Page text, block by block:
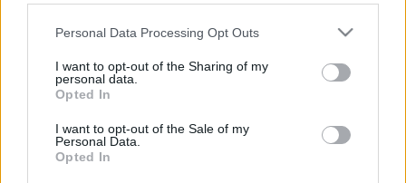
Please note that this website/app uses one or more Google
not limited to your visit or usage behaviour. You may click to
grant or deny consent to Google and its third-party tags to
use your data for below specified purposes in below Google
consent section.
Personal Data Processing Opt Outs
I want to opt-out of the Sharing of my
personal data.
Opted In
I want to opt-out of the Sale of my
Personal Data.
Opted In
Pesti srác vagyok, minden, ami zeneileg az utóbbi
évtizedekben történt velem, az a budapesti gyökerekhez
vezethető vissza” – mondta Mandoki.
Az 1975 óta Németországban és Kaliforniában élő Leslie
Mandoki 1992-ben alapította formációját, a Mandoki